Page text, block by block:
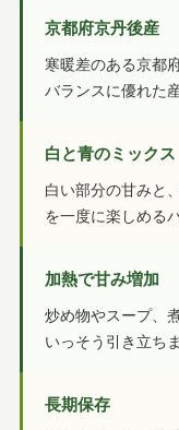
京都府京丹後産
寒暖差のある京都
バランスに優れた
白と青のミックス
白い部分の甘みと
を一度に楽しめる
加熱で甘み増加
炒め物やスープ、
いっそう引き立ちま
長期保存